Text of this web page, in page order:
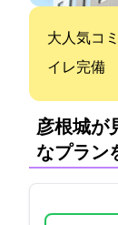
大人気コミ
イレ完備
彦根城が
なプラン